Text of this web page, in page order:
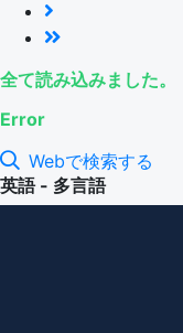
全て読み込みました。
Error
Webで検索する
英語 - 多言語